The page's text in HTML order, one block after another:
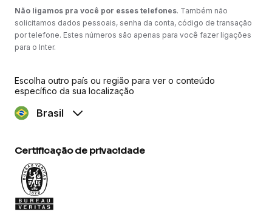
Não ligamos pra você por esses telefones. Também não
solicitamos dados pessoais, senha da conta, código de transação
por telefone. Estes números são apenas para você fazer ligações
para o Inter.
Escolha outro país ou região para ver o conteúdo
específico da sua localização
Brasil
Certificação de privacidade